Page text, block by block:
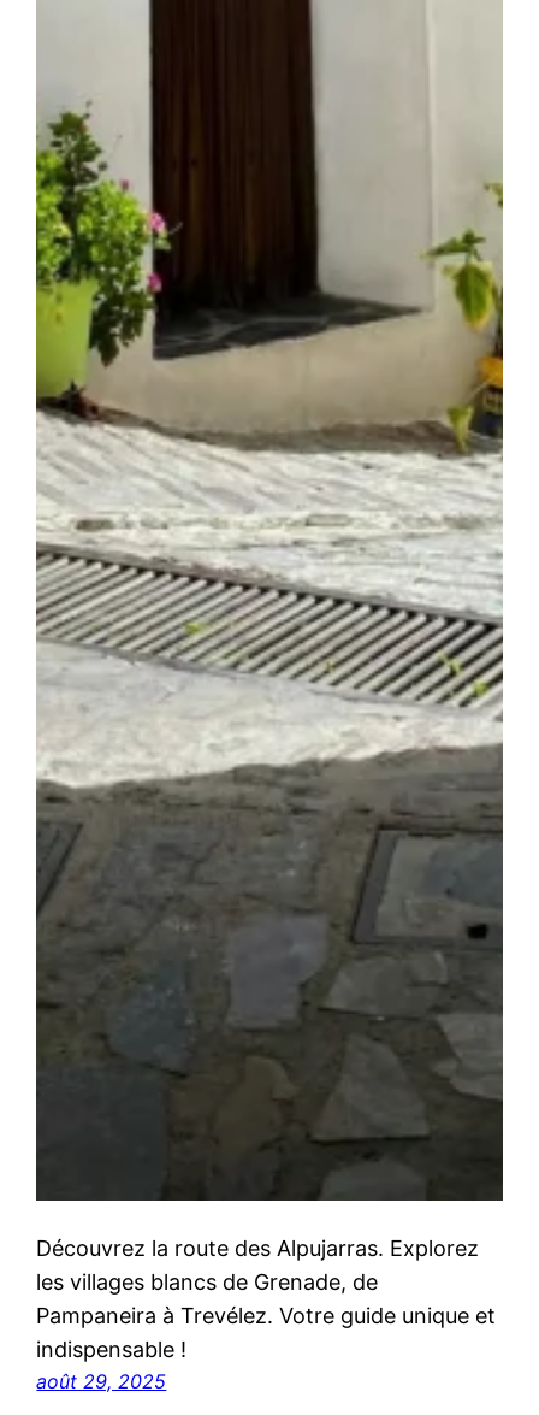
Découvrez la route des Alpujarras. Explorez
les villages blancs de Grenade, de
Pampaneira à Trevélez. Votre guide unique et
indispensable !
août 29, 2025